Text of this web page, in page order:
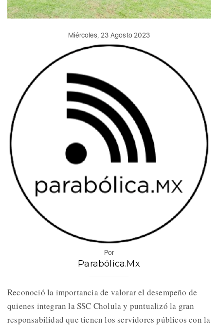
Miércoles, 23 Agosto 2023
Por
Parabólica.Mx
Reconoció la importancia de valorar el desempeño de
quienes integran la SSC Cholula y puntualizó la gran
responsabilidad que tienen los servidores públicos con la